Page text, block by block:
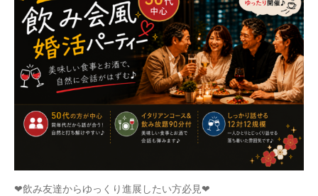
❤飲み友達からゆっくり進展したい方必見❤